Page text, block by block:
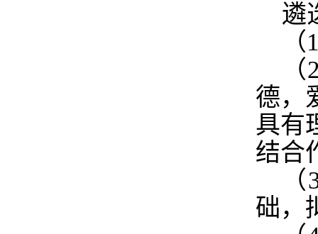
遴
（
（
德，
具有
结合
（
础，